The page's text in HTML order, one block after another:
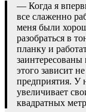
— Когда я
все слаженно
меня были
разобраться в
планку и
этого зависит
предприятия. У
увеличивает
квадратных